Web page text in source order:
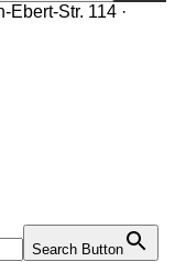
Ebert-Str. 114 ·
Search Button